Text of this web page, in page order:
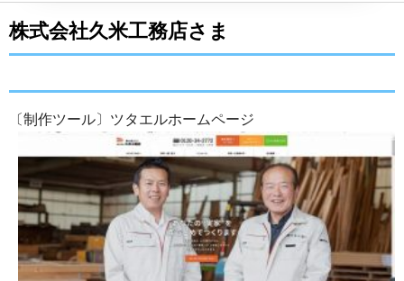
株式会社久米工務店さま
〔制作ツール〕ツタエルホームページ